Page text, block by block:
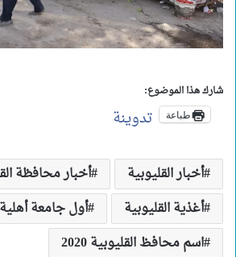
شارك هذا الموضوع:
طباعة تدوينة
أخبار القليوبية
أخبار محافظة
أغذية القليوبية
أول جامعة أهلية
اسم محافظ القليوبية 2020